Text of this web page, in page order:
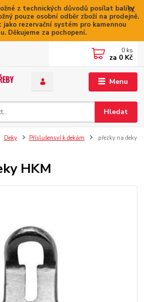
z technických důvodů posílat balíky
pouze osobní odběr zboží na prodejně.
jako rezervační systém pro kamennou
Děkujeme za pochopení.
Menu
Hledat
0 ks
za 0 Kč
Deky Příslušensví k dekám
přezky na deky
HKM